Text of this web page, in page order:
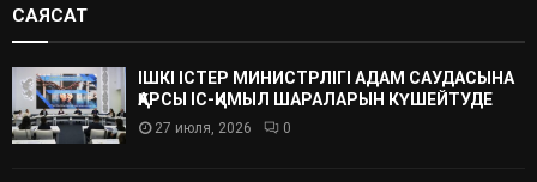
САЯСАТ
ІШКІ ІСТЕР МИНИСТРЛІГІ АДАМ САУДАСЫНА
ҚАРСЫ ІС-ҚИМЫЛ ШАРАЛАРЫН КҮШЕЙТУДЕ
27 июля, 2026 0